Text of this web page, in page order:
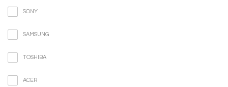
SONY
SAMSUNG
TOSHIBA
ACER